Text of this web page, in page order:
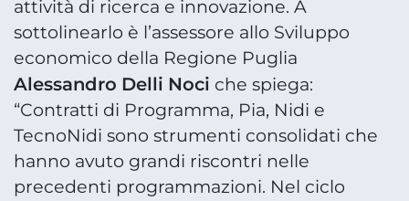
attività di ricerca e innovazione. A
sottolinearlo è l’assessore allo Sviluppo
economico della Regione Puglia
Alessandro Delli Noci che spiega:
“Contratti di Programma, Pia, Nidi e
TecnoNidi sono strumenti consolidati che
hanno avuto grandi riscontri nelle
precedenti programmazioni. Nel ciclo